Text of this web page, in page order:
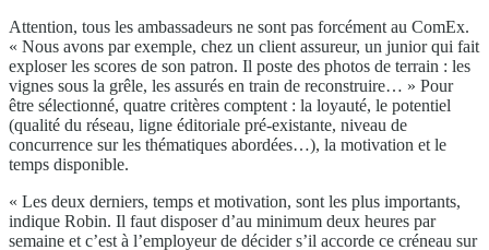
Attention, tous les ambassadeurs ne sont pas forcément au ComEx.
« Nous avons par exemple, chez un client assureur, un junior qui fait
exploser les scores de son patron. Il poste des photos de terrain : les
vignes sous la grêle, les assurés en train de reconstruire… » Pour
être sélectionné, quatre critères comptent : la loyauté, le potentiel
(qualité du réseau, ligne éditoriale pré-existante, niveau de
concurrence sur les thématiques abordées…), la motivation et le
temps disponible.
« Les deux derniers, temps et motivation, sont les plus importants,
indique Robin. Il faut disposer d’au minimum deux heures par
semaine et c’est à l’employeur de décider s’il accorde ce créneau sur